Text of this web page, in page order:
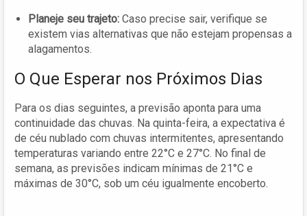
Planeje seu trajeto: Caso precise sair, verifique se
existem vias alternativas que não estejam propensas a
alagamentos.
O Que Esperar nos Próximos Dias
Para os dias seguintes, a previsão aponta para uma
continuidade das chuvas. Na quinta-feira, a expectativa é
de céu nublado com chuvas intermitentes, apresentando
temperaturas variando entre 22°C e 27°C. No final de
semana, as previsões indicam mínimas de 21°C e
máximas de 30°C, sob um céu igualmente encoberto.